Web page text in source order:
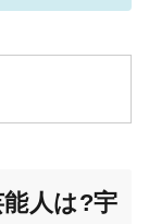
人は?宇